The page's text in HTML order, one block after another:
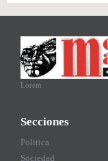
Lorem
Secciones
Politica
Sociedad